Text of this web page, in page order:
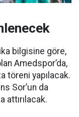
bilgisine göre,
Amedspor’da,
töreni yapılacak.
Sor’un da